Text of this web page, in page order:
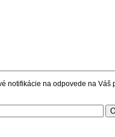
notifikácie na odpovede na Váš